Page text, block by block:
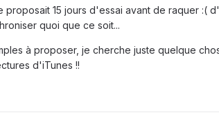
proposait 15 jours d'essai avant de raquer :(
quoi que ce soit...
à proposer, je cherche juste quelque
d'iTunes !!